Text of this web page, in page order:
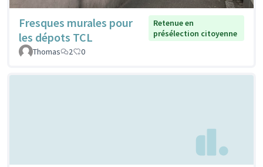
Fresques murales pour
les dépots TCL
Retenue en
présélection citoyenne
Thomas
2 0